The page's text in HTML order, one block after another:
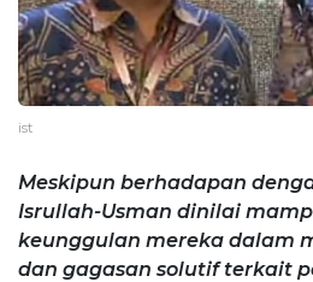
ist
Meskipun berhadapan
Isrullah-Usman dinilai
keunggulan mereka dalam
dan gagasan solutif terkait